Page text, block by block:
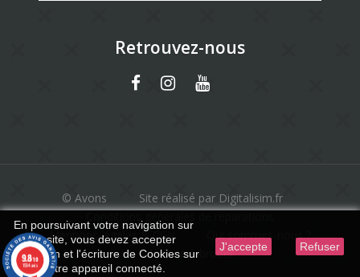
Retrouvez-nous
© Avons
Site réalisé par Digitalisim.fr
Mentions légales & CGV
Qui sommes-nous ?
Machine à broder
En poursuivant votre navigation sur
ce site, vous devez accepter
l’utilisation et l'écriture de Cookies sur
votre appareil connecté.
J'accepte Refuser
9.8/10
1594 avis